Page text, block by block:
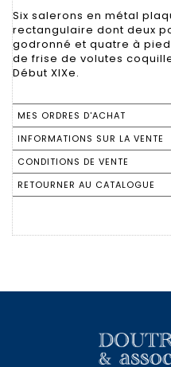
Six salerons en métal
rectangulaire dont deux
godronné et quatre à
de frise de volutes
Début XIXe.
MES ORDRES D'ACHAT
INFORMATIONS SUR LA VENTE
CONDITIONS DE VENTE
RETOURNER AU CATALOGUE